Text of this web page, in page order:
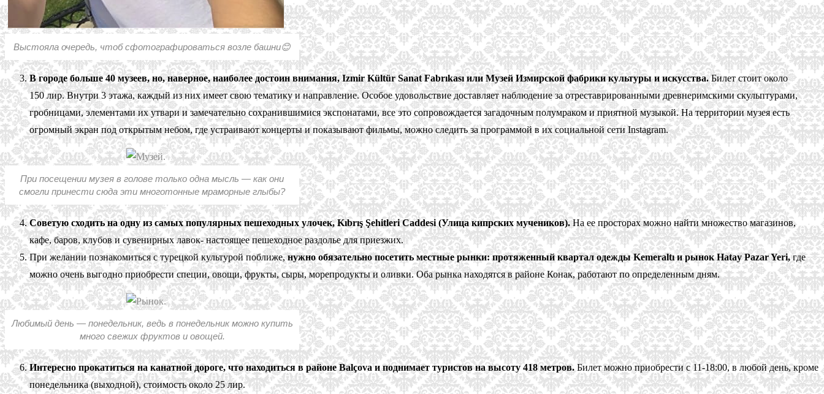
Выстояла очередь, чтоб сфотографироваться возле башни😊
В городе больше 40 музеев, но, наверное, наиболее достоин внимания, Izmir Kültür Sanat Fabrıkası или Музей Измирской фабрики культуры и искусства.Билет стоит около
150 лир. Внутри 3 этажа, каждый из них имеет свою тематику и направление. Особое удовольствие доставляет наблюдение за отреставрированными древнеримскими скульптурами,
гробницами, элементами их утвари и замечательно сохранившимися экспонатами, все это сопровождается загадочным полумраком и приятной музыкой. На территории музея есть
огромный экран под открытым небом, где устраивают концерты и показывают фильмы, можно следить за программой в их социальной сети Instagram.
При посещении музея в голове только одна мысль — как они
смогли принести сюда эти многотонные мраморные глыбы?
Советую сходить на одну из самых популярных пешеходных улочек, Kıbrış Şehitleri Caddesi (Улица кипрских мучеников).На ее просторах можно найти множество магазинов,
кафе, баров, клубов и сувенирных лавок- настоящее пешеходное раздолье для приезжих.
При желании познакомиться с турецкой культурой поближе,нужно обязательно посетить местные рынки: протяженный квартал одежды Kemeraltı и рынок Hatay Pazar Yeri,где
можно очень выгодно приобрести специи, овощи, фрукты, сыры, морепродукты и оливки. Оба рынка находятся в районе Конак, работают по определенным дням.
Любимый день — понедельник, ведь в понедельник можно купить
много свежих фруктов и овощей.
Интересно прокатиться на канатной дороге, что находиться в районе Balçova и поднимает туристов на высоту 418 метров. Билет можно приобрести с 11-18:00, в любой день, кроме
понедельника (выходной), стоимость около 25 лир.